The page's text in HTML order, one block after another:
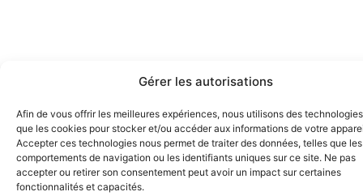
Gérer les autorisations
Afin de vous offrir les meilleures expériences, nous utilisons des
que les cookies pour stocker et/ou accéder aux informations de votre
Accepter ces technologies nous permet de traiter des données, telles que les
comportements de navigation ou les identifiants uniques sur ce site. Ne pas
accepter ou retirer son consentement peut avoir un impact sur certaines
fonctionnalités et capacités.